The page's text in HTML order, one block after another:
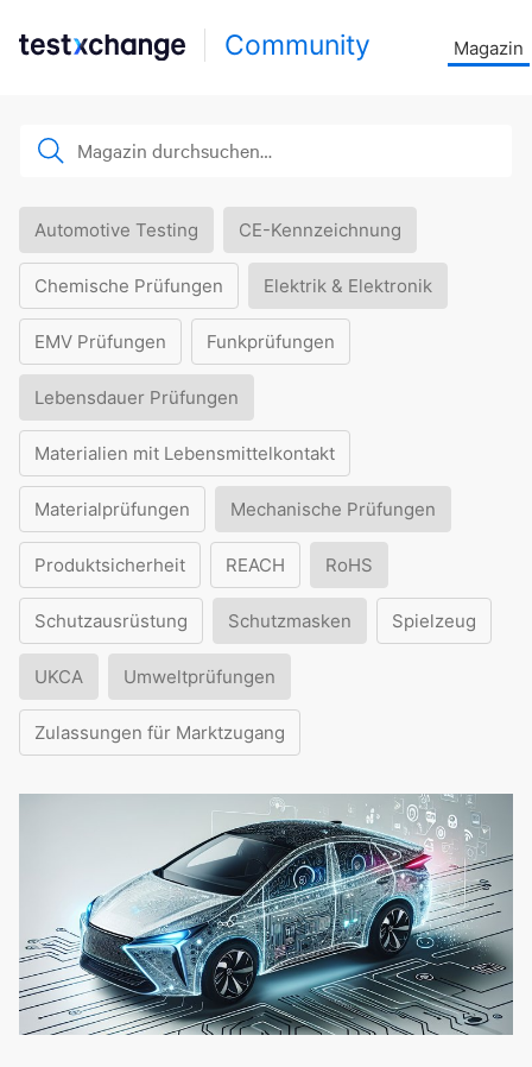
Community Magazin
Automotive Testing CE-Kennzeichnung
Chemische Prüfungen Elektrik & Elektronik
EMV Prüfungen Funkprüfungen
Lebensdauer Prüfungen
Materialien mit Lebensmittelkontakt
Materialprüfungen Mechanische Prüfungen
Produktsicherheit REACH RoHS
Schutzausrüstung Schutzmasken Spielzeug
UKCA Umweltprüfungen
Zulassungen für Marktzugang